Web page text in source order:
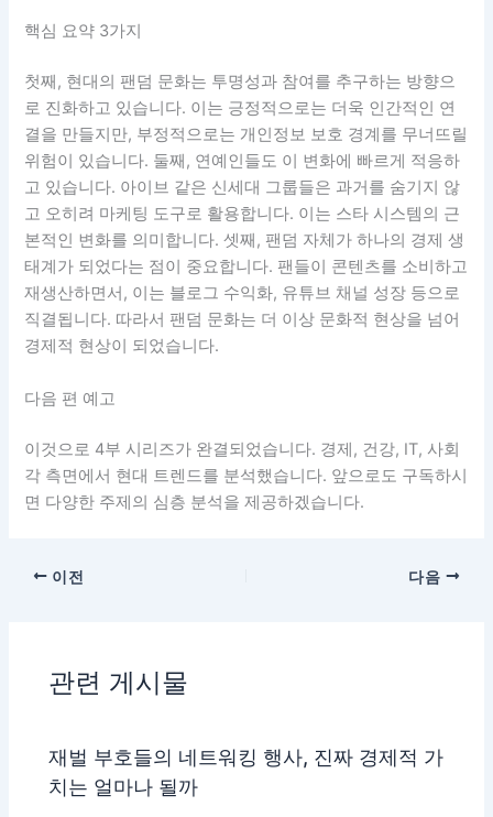
핵심 요약 3가지
첫째, 현대의 팬덤 문화는 투명성과 참여를 추구하는 방향으
로 진화하고 있습니다. 이는 긍정적으로는 더욱 인간적인 연
결을 만들지만, 부정적으로는 개인정보 보호 경계를 무너뜨릴
위험이 있습니다. 둘째, 연예인들도 이 변화에 빠르게 적응하
고 있습니다. 아이브 같은 신세대 그룹들은 과거를 숨기지 않
고 오히려 마케팅 도구로 활용합니다. 이는 스타 시스템의 근
본적인 변화를 의미합니다. 셋째, 팬덤 자체가 하나의 경제 생
태계가 되었다는 점이 중요합니다. 팬들이 콘텐츠를 소비하고
재생산하면서, 이는 블로그 수익화, 유튜브 채널 성장 등으로
직결됩니다. 따라서 팬덤 문화는 더 이상 문화적 현상을 넘어
경제적 현상이 되었습니다.
다음 편 예고
이것으로 4부 시리즈가 완결되었습니다. 경제, 건강, IT, 사회
각 측면에서 현대 트렌드를 분석했습니다. 앞으로도 구독하시
면 다양한 주제의 심층 분석을 제공하겠습니다.
이전 다음
관련 게시물
재벌 부호들의 네트워킹 행사, 진짜 경제적 가
치는 얼마나 될까